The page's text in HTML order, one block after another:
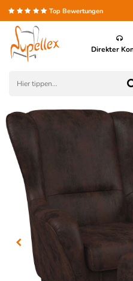
Top Bewertungen
Direkter